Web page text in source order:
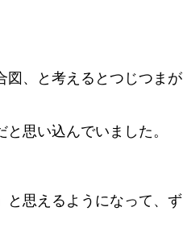
図、と考えるとつじつまが
思い込んでいました。
と思えるようになって、ず